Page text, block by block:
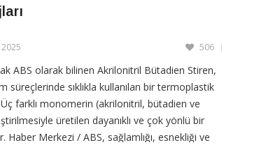
506
ABS olarak bilinen Akrilonitril Bütadien Stiren,
süreçlerinde sıklıkla kullanılan bir termoplastik
farklı monomerin (akrilonitril, bütadien ve
üretilen dayanıklı ve çok yönlü bir
Haber Merkezi / ABS, sağlamlığı, esnekliği ve